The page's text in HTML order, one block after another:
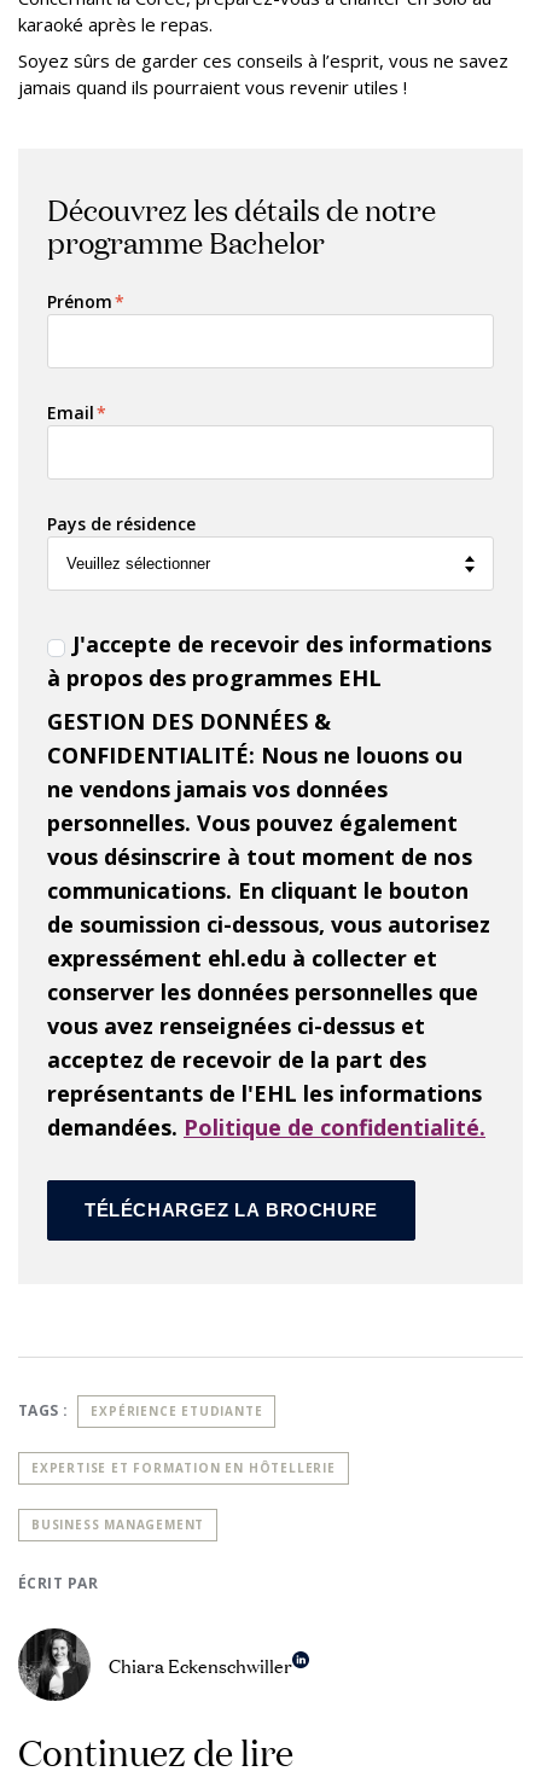
karaoké après le repas.
Soyez sûrs de garder ces conseils à l’esprit, vous ne savez
jamais quand ils pourraient vous revenir utiles !
Découvrez les détails de notre
programme Bachelor
Prénom*
Email*
Pays de résidence
J'accepte de recevoir des informations
à propos des programmes EHL
GESTION DES DONNÉES &
CONFIDENTIALITÉ: Nous ne louons ou
ne vendons jamais vos données
personnelles. Vous pouvez également
vous désinscrire à tout moment de nos
communications. En cliquant le bouton
de soumission ci-dessous, vous autorisez
expressément ehl.edu à collecter et
conserver les données personnelles que
vous avez renseignées ci-dessus et
acceptez de recevoir de la part des
représentants de l'EHL les informations
demandées. Politique de confidentialité.
TAGS : EXPÉRIENCE ETUDIANTE
EXPERTISE ET FORMATION EN HÔTELLERIE
BUSINESS MANAGEMENT
ÉCRIT PAR
Chiara Eckenschwiller
Continuez de lire